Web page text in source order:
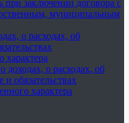
при заключении договора с
муниципальным
о расходах, об
характера
доходах, о расходах, об
и обязательствах
характера